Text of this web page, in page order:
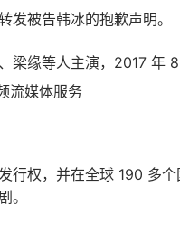
发被告韩冰的抱歉声明。
梁缘等人主演，2017
流媒体服务
行权，并在全球 190 多
。